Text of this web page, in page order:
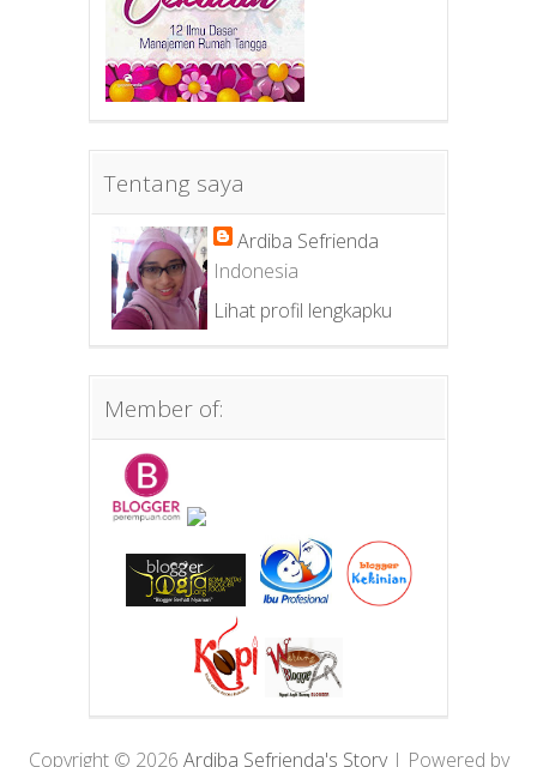
Tentang saya
Ardiba Sefrienda
Indonesia
Lihat profil lengkapku
Member of:
Copyright © 2026 Ardiba Sefrienda's Story| Powered by